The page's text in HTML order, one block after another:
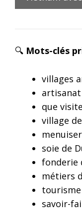
🔍 Mots-clés
villages
que
village
soie de
fonderie
métiers
savoir-